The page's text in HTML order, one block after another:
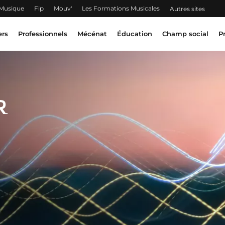
Fip Mouv' Les Formations Musicales Autres sites
Professionnels Mécénat Éducation Champ social